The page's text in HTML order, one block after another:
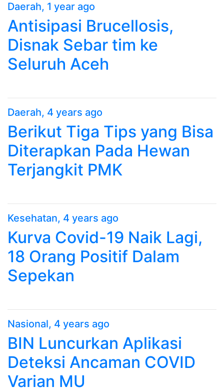
Daerah, 1 year ago
Antisipasi Brucellosis,
Disnak Sebar tim ke
Seluruh Aceh
Daerah, 4 years ago
Berikut Tiga Tips yang Bisa
Diterapkan Pada Hewan
Terjangkit PMK
Kesehatan, 4 years ago
Kurva Covid-19 Naik Lagi,
18 Orang Positif Dalam
Sepekan
Nasional, 4 years ago
BIN Luncurkan Aplikasi
Deteksi Ancaman COVID
Varian MU